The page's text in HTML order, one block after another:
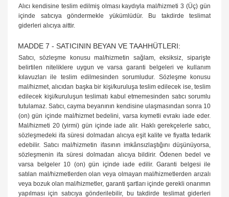
Alıcı kendisine teslim edilmiş olması kaydıyla mal/hizmeti 3 (Üç) gün
içinde satıcıya göndermekle yükümlüdür. Bu takdirde teslimat
giderleri alıcıya aittir.
MADDE 7 - SATICININ BEYAN VE TAAHHÜTLERI:
Satıcı, sözleşme konusu mal/hizmetin sağlam, eksiksiz, siparişte
belirtilen niteliklere uygun ve varsa garanti belgeleri ve kullanım
kılavuzları ile teslim edilmesinden sorumludur. Sözleşme konusu
mal/hizmet, alıcıdan başka bir kişi/kuruluşa teslim edilecek ise, teslim
edilecek kişi/kuruluşun teslimatı kabul etmemesinden satıcı sorumlu
tutulamaz. Satıcı, cayma beyanının kendisine ulaşmasından sonra 10
(on) gün içinde mal/hizmet bedelini, varsa kıymetli evrakı iade eder.
Mal/hizmeti 20 (yirmi) gün içinde iade alir. Haklı gerekçelerle satıcı,
sözleşmedeki ifa süresi dolmadan alıcıya eşit kalite ve fiyatta tedarik
edebilir. Satıcı mal/hizmetin ifasının imkânsızlaştığını düşünüyorsa,
sözleşmenin ifa süresi dolmadan alıcıya bildirir. Ödenen bedel ve
varsa belgeler 10 (on) gün içinde iade edilir. Garanti belgesi ile
satılan mal/hizmetlerden olan veya olmayan mal/hizmetlerden arızalı
veya bozuk olan mal/hizmetler, garanti şartları içinde gerekli onarımın
yapılması için satıcıya gönderilebilir, bu takdirde teslimat giderleri